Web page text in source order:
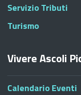
Servizio Tributi
Turismo
Vivere Ascoli
Calendario Eventi